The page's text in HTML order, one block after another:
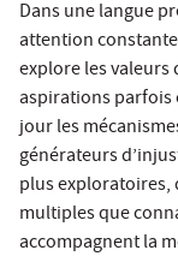
Dans une langue
attention
explore les
aspirations parfois
jour les
générateurs
plus exploratoires,
multiples que
accompagnent la